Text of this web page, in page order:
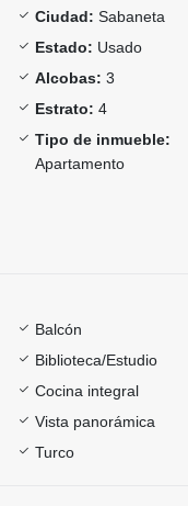
Ciudad: Sabaneta
Estado: Usado
Alcobas: 3
Estrato: 4
Tipo de inmueble:
Apartamento
Balcón
Biblioteca/Estudio
Cocina integral
Vista panorámica
Turco